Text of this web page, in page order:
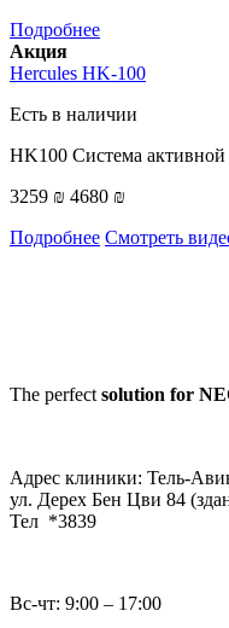
Подробнее
Акция
Hercules HK-100
Есть в наличии
HK100 Система активной
3259 ₪ 4680 ₪
Подробнее Смотреть
The perfect solution for
Адрес клиники: Тель-
ул. Дерех Бен Цви 84
Тел *3839
Вс-чт: 9:00 – 17:00